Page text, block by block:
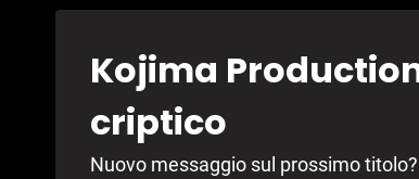
Kojima
criptico
Nuovo messaggio sul prossimo titolo?